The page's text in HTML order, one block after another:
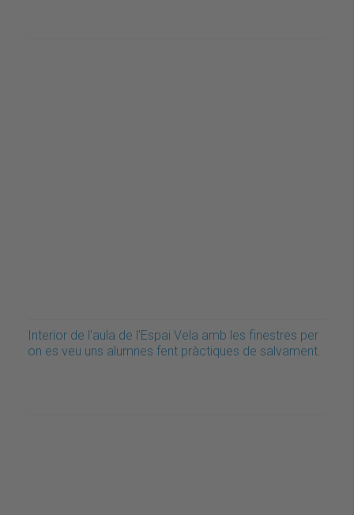
Interior de l'aula de l'Espai Vela amb les finestres per
on es veu uns alumnes fent pràctiques de salvament.